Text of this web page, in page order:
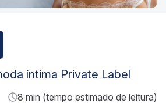
íntima Private Label
8 min (tempo estimado de leitura)